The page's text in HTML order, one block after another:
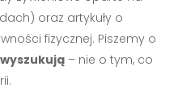
oraz artykuły o
fizycznej. Piszemy o
– nie o tym, co